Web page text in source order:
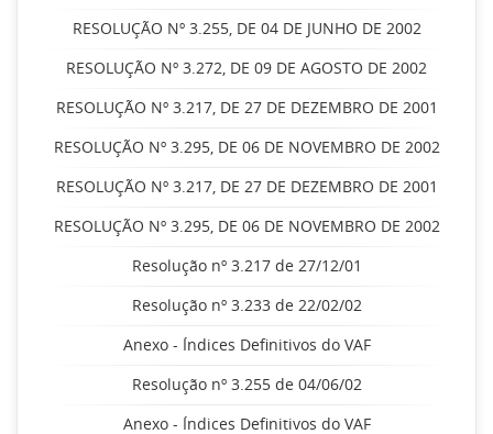
RESOLUÇÃO Nº 3.255, DE 04 DE JUNHO DE 2002
RESOLUÇÃO Nº 3.272, DE 09 DE AGOSTO DE 2002
RESOLUÇÃO Nº 3.217, DE 27 DE DEZEMBRO DE 2001
RESOLUÇÃO Nº 3.295, DE 06 DE NOVEMBRO DE 2002
RESOLUÇÃO Nº 3.217, DE 27 DE DEZEMBRO DE 2001
RESOLUÇÃO Nº 3.295, DE 06 DE NOVEMBRO DE 2002
Resolução nº 3.217 de 27/12/01
Resolução nº 3.233 de 22/02/02
Anexo - Índices Definitivos do VAF
Resolução nº 3.255 de 04/06/02
Anexo - Índices Definitivos do VAF